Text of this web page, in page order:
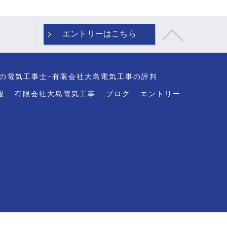
エントリーはこちら
電気工事士･有限会社大島電気工事の評判
有限会社大島電気工事 ブログ エントリー